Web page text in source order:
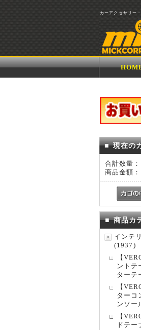
カーアクセサリー
■ 現在の
合計数量：
商品金額：
■ 商品カ
インテ
(1937)
【
ントテ
ターテ
【
ターコ
ンソー
【
ドテー